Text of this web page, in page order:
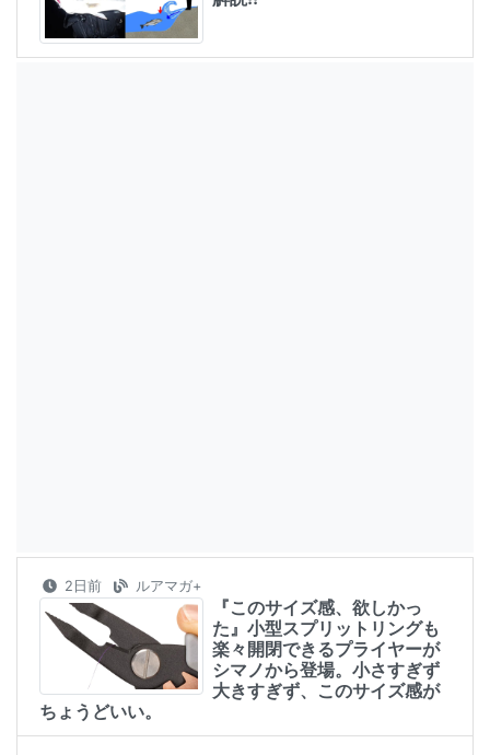
2日前 ルアマガ+
『このサイズ感、欲しかっ
た』小型スプリットリングも
楽々開閉できるプライヤーが
シマノから登場。小さすぎず
大きすぎず、このサイズ感が
ちょうどいい。